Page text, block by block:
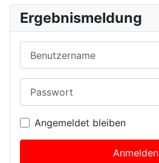
Ergebnismeldung
Angemeldet bleiben
Anmelden